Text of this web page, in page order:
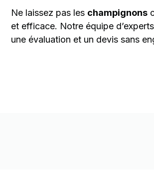
Ne laissez pas les champignons
et efficace. Notre équipe
une évaluation et un devis sans